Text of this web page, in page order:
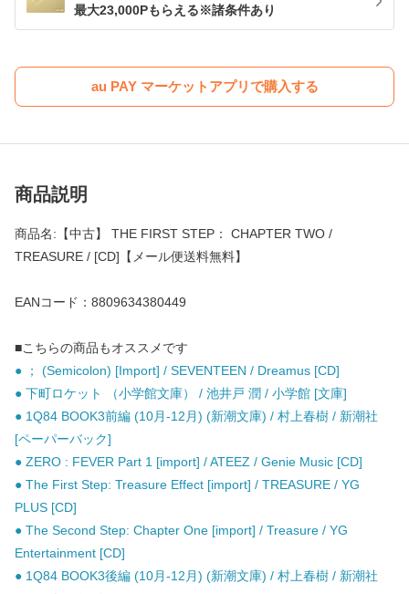
最大23,000Pもらえる※諸条件あり
au PAY マーケットアプリで購入する
商品説明
商品名:【中古】 THE FIRST STEP： CHAPTER TWO /
TREASURE / [CD]【メール便送料無料】
EANコード：8809634380449
■こちらの商品もオススメです
● ； (Semicolon) [Import] / SEVENTEEN / Dreamus [CD]
● 下町ロケット （小学館文庫） / 池井戸 潤 / 小学館 [文庫]
● 1Q84 BOOK3前編 (10月-12月) (新潮文庫) / 村上春樹 / 新潮社
[ペーパーバック]
● ZERO : FEVER Part 1 [import] / ATEEZ / Genie Music [CD]
● The First Step: Treasure Effect [import] / TREASURE / YG
PLUS [CD]
● The Second Step: Chapter One [import] / Treasure / YG
Entertainment [CD]
● 1Q84 BOOK3後編 (10月-12月) (新潮文庫) / 村上春樹 / 新潮社